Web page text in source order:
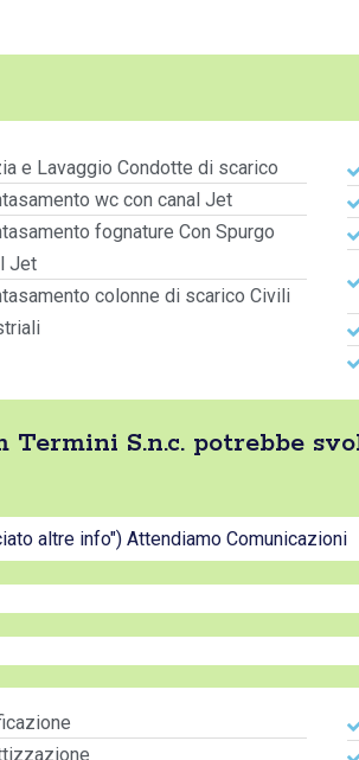
e Lavaggio Condotte di scarico
wc con canal Jet
fognature Con Spurgo
Jet
colonne di scarico Civili
S.n.c. potrebbe
altre info") Attendiamo Comunicazioni